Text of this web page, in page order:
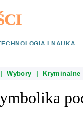
I NAUKA
Wybory Kryminalne